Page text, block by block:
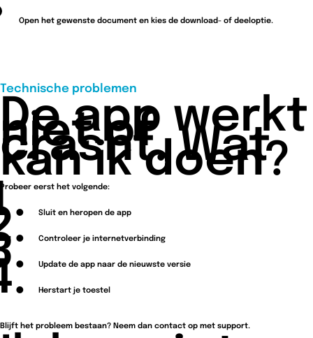
Open het gewenste document en kies de download- of deeloptie.
Technische problemen
De app werkt
niet of
crasht. Wat
kan ik doen?
Probeer eerst het volgende:
Sluit en heropen de app
Controleer je internetverbinding
Update de app naar de nieuwste versie
Herstart je toestel
Blijft het probleem bestaan? Neem dan contact op met support.